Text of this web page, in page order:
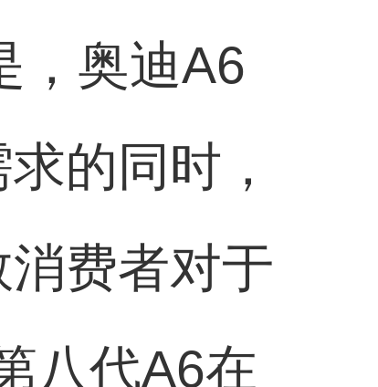
，奥迪A6
的同时，
费者对于
八代A6在